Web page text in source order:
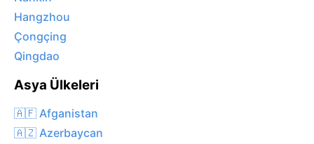
Hangzhou
Çongçing
Qingdao
Asya Ülkeleri
🇦🇫 Afganistan
🇦🇿 Azerbaycan